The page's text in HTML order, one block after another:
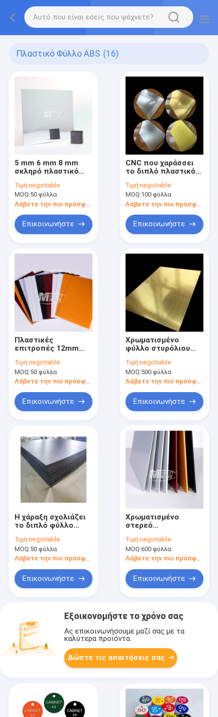
Πλαστικό Φύλλο ABS (16)
5 mm 6 mm 8 mm
σκληρό πλαστικό
Τιμή:negotiable
MOQ:50 φύλλα
Λάβετε την πιο πρόσφατη τιμή
Επικοινωνήστε
CNC που χαράσσει
το διπλό πλαστικό
Thermoforming ABS
χρώματος
Τιμή:negotiable
MOQ:100 φύλλα
Επικοινωνήστε
Πλαστικές
επιτροπές 12mm
εύκαμπτες
αδιάβροχες
περιβαλλοντικά
Τιμή:negotiable
MOQ:50 φύλλα
Λάβετε την πιο πρόσφατη τιμή
Επικοινωνήστε
Χρωματισμένο
φύλλο στυρόλιου
ακρυλονιτρίλιου
8mm ανθεκτικό στα
οξέα
Τιμή:negotiable
MOQ:500 φύλλα
Επικοινωνήστε
Η χάραξη σχολιάζει
το διπλό φύλλο
1.2m ακρυλικό
φύλλο
Τιμή:negotiable
MOQ:50 φύλλα
Λάβετε την πιο πρόσφατη τιμή
Επικοινωνήστε
Χρωματισμένο
στερεό
πλαστικό φύλλο ABS
ανθεκτικό στα οξέα
Τιμή:negotiable
MOQ:600 φύλλα
Λάβετε την πιο πρόσφατη τιμή
Επικοινωνήστε
Εξοικονομήστε το χρόνο σας
Ας επικοινωνήσουμε μαζί σας με τα
καλύτερα προϊόντα.
Δώστε τις απαιτήσεις σας